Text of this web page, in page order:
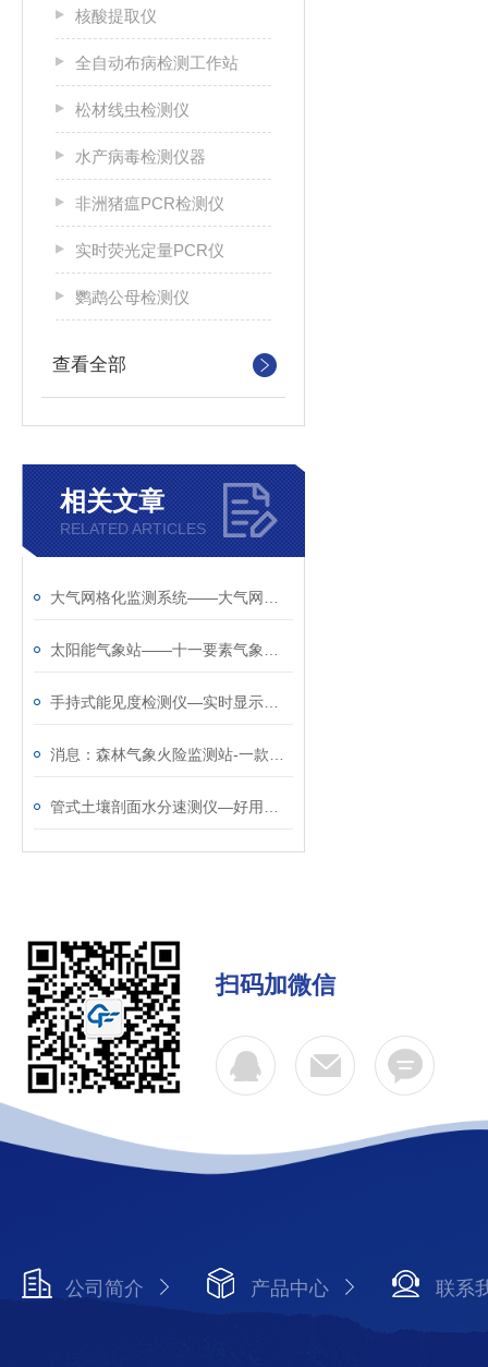
核酸提取仪
全自动布病检测工作站
松材线虫检测仪
水产病毒检测仪器
非洲猪瘟PCR检测仪
实时荧光定量PCR仪
鹦鹉公母检测仪
查看全部
相关文章
RELATED ARTICLES
扫码加微信
公司简介 产品中心 联系